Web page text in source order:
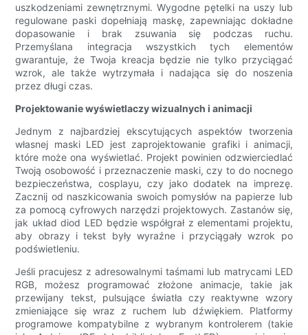
uszkodzeniami zewnętrznymi. Wygodne pętelki na uszy lub
regulowane paski dopełniają maskę, zapewniając dokładne
dopasowanie i brak zsuwania się podczas ruchu.
Przemyślana integracja wszystkich tych elementów
gwarantuje, że Twoja kreacja będzie nie tylko przyciągać
wzrok, ale także wytrzymała i nadająca się do noszenia
przez długi czas.
Projektowanie wyświetlaczy wizualnych i animacji
Jednym z najbardziej ekscytujących aspektów tworzenia
własnej maski LED jest zaprojektowanie grafiki i animacji,
które może ona wyświetlać. Projekt powinien odzwierciedlać
Twoją osobowość i przeznaczenie maski, czy to do nocnego
bezpieczeństwa, cosplayu, czy jako dodatek na imprezę.
Zacznij od naszkicowania swoich pomysłów na papierze lub
za pomocą cyfrowych narzędzi projektowych. Zastanów się,
jak układ diod LED będzie współgrał z elementami projektu,
aby obrazy i tekst były wyraźne i przyciągały wzrok po
podświetleniu.
Jeśli pracujesz z adresowalnymi taśmami lub matrycami LED
RGB, możesz programować złożone animacje, takie jak
przewijany tekst, pulsujące światła czy reaktywne wzory
zmieniające się wraz z ruchem lub dźwiękiem. Platformy
programowe kompatybilne z wybranym kontrolerem (takie